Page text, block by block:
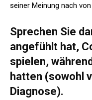
seiner Meinung nach
Sprechen Sie
angefühlt hat,
spielen,
hatten (sowohl
Diagnose).